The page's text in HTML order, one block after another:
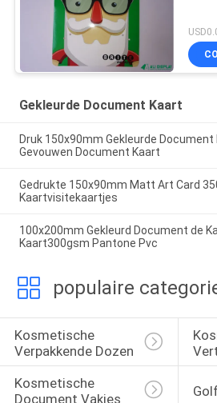
Gekleurde Document Kaart
Druk 150x90mm Gekleurde
Gevouwen Document Kaart
Gedrukte 150x90mm Matt Art Card
Kaartvisitekaartjes
100x200mm Gekleurd Document de
Kaart300gsm Pantone Pvc
populaire
Kosmetische
Verpakkende Dozen
Kosmetische
Document Vakjes